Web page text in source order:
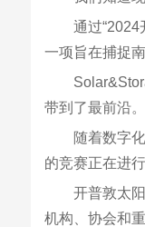
通过
一项旨在捕捉
带到了最前沿。
随着数字
的竞赛正在进
开普敦太
机构、协会和